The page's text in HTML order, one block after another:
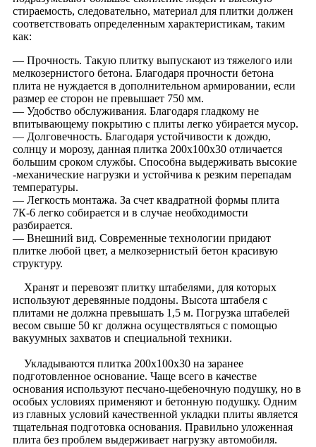
стираемость, следовательно, материал для плитки должен
соответствовать определенным характеристикам, таким
как:
— Прочность. Такую плитку выпускают из тяжелого или
мелкозернистого бетона. Благодаря прочности бетона
плита не нуждается в дополнительном армировании, если
размер ее сторон не превышает 750 мм.
— Удобство обслуживания. Благодаря гладкому не
впитывающему покрытию с плиты легко убирается мусор.
— Долговечность. Благодаря устойчивости к дождю,
солнцу и морозу, данная плитка 200х100х30 отличается
большим сроком службы. Способна выдерживать высокие
-механические нагрузки и устойчива к резким перепадам
температуры.
— Легкость монтажа. За счет квадратной формы плита
7К-6 легко собирается и в случае необходимости
разбирается.
— Внешний вид. Современные технологии придают
плитке любой цвет, а мелкозернистый бетон красивую
структуру.
Хранят и перевозят плитку штабелями, для которых
используют деревянные поддоны. Высота штабеля с
плитами не должна превышать 1,5 м. Погрузка штабелей
весом свыше 50 кг должна осуществляться с помощью
вакуумных захватов и специальной техники.
Укладываются плитка 200х100х30 на заранее
подготовленное основание. Чаще всего в качестве
основания используют песчано-щебеночную подушку, но в
особых условиях применяют и бетонную подушку. Одним
из главных условий качественной укладки плиты является
тщательная подготовка основания. Правильно уложенная
плита без проблем выдерживает нагрузку автомобиля.